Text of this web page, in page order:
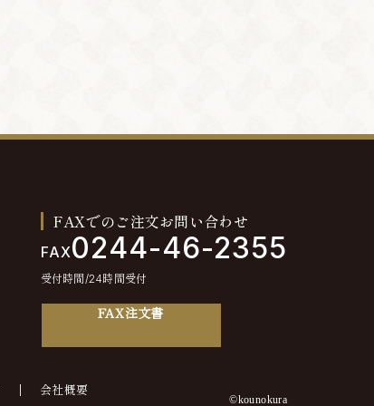
FAXでのご注文お問い合わせ
FAX0244-46-2355
受付時間/24時間受付
FAX注文書
会社概要
©kounokura